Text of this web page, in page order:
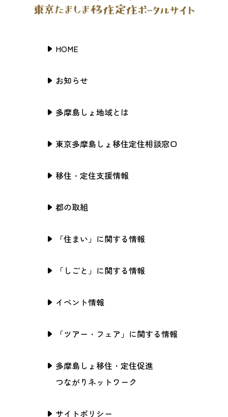
HOME
お知らせ
多摩島しょ地域とは
東京多摩島しょ移住定住相談窓口
移住・定住支援情報
都の取組
「住まい」に関する情報
「しごと」に関する情報
イベント情報
「ツアー・フェア」に関する情報
多摩島しょ移住・定住促進
つながりネットワーク
サイトポリシー